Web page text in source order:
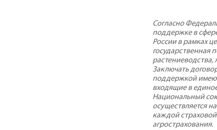
Согласно
поддержке в
России в рамках
государственная
растениеводства,
Заключать
поддержкой
входящие в
Национальный
осуществляется
каждой
агрострахования.